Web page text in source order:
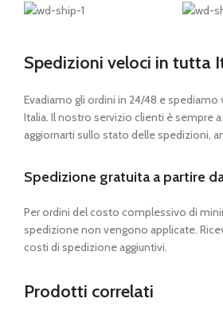
Spedizioni veloci in tutta
Evadiamo gli ordini in 24/48 e spediamo
Italia. Il nostro servizio clienti è sempre
aggiornarti sullo stato delle spedizioni,
Spedizione gratuita a partire
Per ordini del costo complessivo di
spedizione non vengono applicate.
costi di spedizione aggiuntivi.
Prodotti correlati